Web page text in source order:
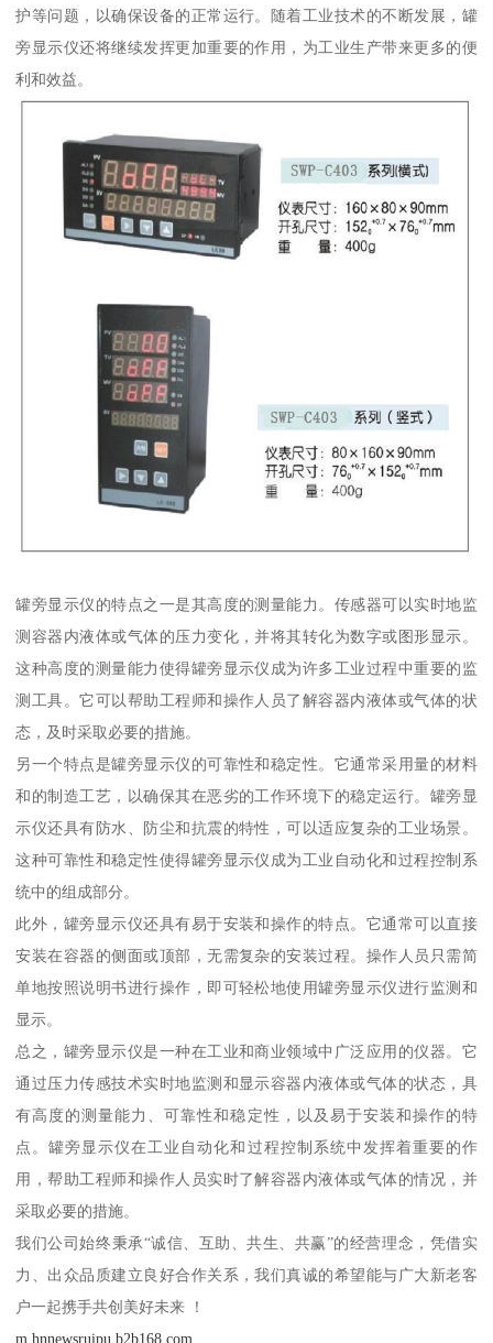
护等问题，以确保设备的正常运行。随着工业技术的不断发展，罐
旁显示仪还将继续发挥更加重要的作用，为工业生产带来更多的便
利和效益。
罐旁显示仪的特点之一是其高度的测量能力。传感器可以实时地监
测容器内液体或气体的压力变化，并将其转化为数字或图形显示。
这种高度的测量能力使得罐旁显示仪成为许多工业过程中重要的监
测工具。它可以帮助工程师和操作人员了解容器内液体或气体的状
态，及时采取必要的措施。
另一个特点是罐旁显示仪的可靠性和稳定性。它通常采用量的材料
和的制造工艺，以确保其在恶劣的工作环境下的稳定运行。罐旁显
示仪还具有防水、防尘和抗震的特性，可以适应复杂的工业场景。
这种可靠性和稳定性使得罐旁显示仪成为工业自动化和过程控制系
统中的组成部分。
此外，罐旁显示仪还具有易于安装和操作的特点。它通常可以直接
安装在容器的侧面或顶部，无需复杂的安装过程。操作人员只需简
单地按照说明书进行操作，即可轻松地使用罐旁显示仪进行监测和
显示。
总之，罐旁显示仪是一种在工业和商业领域中广泛应用的仪器。它
通过压力传感技术实时地监测和显示容器内液体或气体的状态，具
有高度的测量能力、可靠性和稳定性，以及易于安装和操作的特
点。罐旁显示仪在工业自动化和过程控制系统中发挥着重要的作
用，帮助工程师和操作人员实时了解容器内液体或气体的情况，并
采取必要的措施。
我们公司始终秉承“诚信、互助、共生、共赢”的经营理念，凭借实
力、出众品质建立良好合作关系，我们真诚的希望能与广大新老客
户一起携手共创美好未来 ！
m.hnnewsruipu.b2b168.com